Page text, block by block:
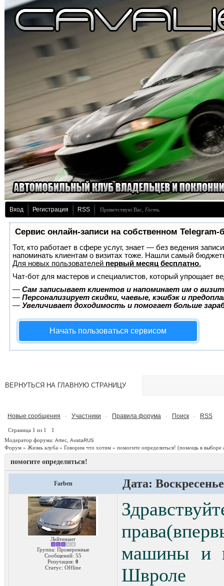
Вход Регистрация RSS Приветствую Вас Гость
Сервис онлайн-записи на собственном Telegram-
Тот, кто работает в сфере услуг, знает — без ведения
напоминать клиентам о визитах тоже. Нашли самый
Для новых пользователей первый месяц бесплатно.
Чат-бот для мастеров и специалистов, который упрощает
— Сам записывает клиентов и напоминает им о
— Персонализирует скидки, чаевые, кэшбэк и
— Увеличивает доходимость и помогает больше
Начать пользоваться сервисом
ВЕРНУТЬСЯ НА ГЛАВНУЮ СТРАНИЦУ
Новые сообщения · Участники · Правила форума · Поиск · RSS
Страница 1 из 1
1
Модератор форума: Artec AvataRUS
Форум » Жизнь клуба » Говорим что хотим » помогите определиться! (помощь в выборе
помогите определиться!
Farben Дата:
Лейтенант
Группа: Проверенные
Сообщений: 55
Репутация: 0
Статус: Offline
машины и
Швроле